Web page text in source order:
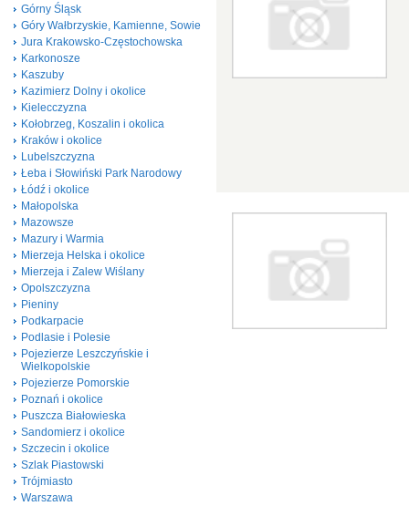
Górny Śląsk
Góry Wałbrzyskie, Kamienne, Sowie
Jura Krakowsko-Częstochowska
Karkonosze
Kaszuby
Kazimierz Dolny i okolice
Kielecczyzna
Kołobrzeg, Koszalin i okolica
Kraków i okolice
Lubelszczyzna
Łeba i Słowiński Park Narodowy
Łódź i okolice
Małopolska
Mazowsze
Mazury i Warmia
Mierzeja Helska i okolice
Mierzeja i Zalew Wiślany
Opolszczyzna
Pieniny
Podkarpacie
Podlasie i Polesie
Pojezierze Leszczyńskie i
Wielkopolskie
Pojezierze Pomorskie
Poznań i okolice
Puszcza Białowieska
Sandomierz i okolice
Szczecin i okolice
Szlak Piastowski
Trójmiasto
Warszawa